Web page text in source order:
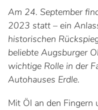
Am 24. September
2023 statt – ein
historischen
beliebte Augsburger
wichtige Rolle in der
Autohauses Erdle.
Mit Öl an den Fingern